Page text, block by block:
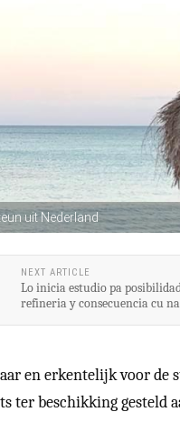
uit Nederland
NEXT ARTICLE
Lo inicia estudio pa
refineria y consecuencia cu
en erkentelijk voor de
ter beschikking gesteld